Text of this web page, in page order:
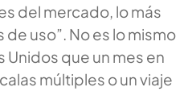
del mercado, lo más
de uso”. No es lo mismo
Unidos que un mes en
múltiples o un viaje